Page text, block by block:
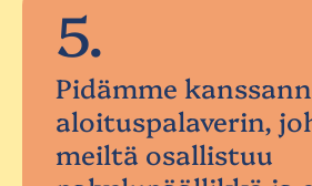
5.
Pidämme
aloituspalaverin,
meiltä osallistuu